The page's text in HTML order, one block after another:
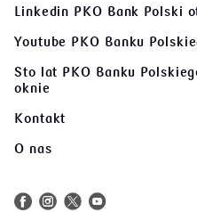
Linkedin PKO Bank Polski
Youtube PKO Banku
Sto lat PKO Banku
oknie
Kontakt
O nas